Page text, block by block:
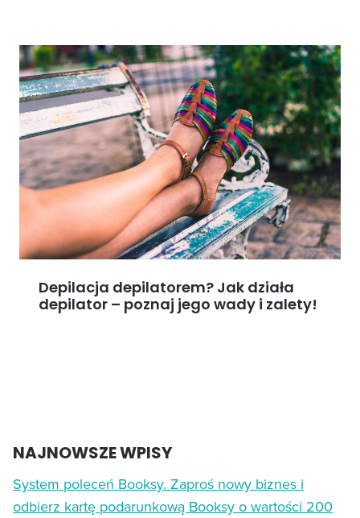
Depilacja depilatorem? Jak działa
depilator – poznaj jego wady i zalety!
NAJNOWSZE WPISY
System poleceń Booksy. Zaproś nowy biznes i
odbierz kartę podarunkową Booksy o wartości 200